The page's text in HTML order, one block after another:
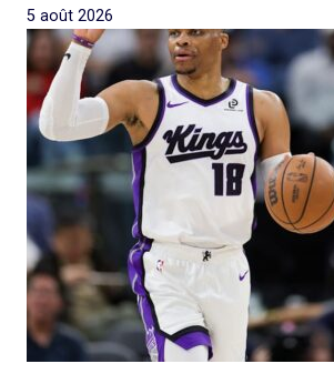
5 août 2026